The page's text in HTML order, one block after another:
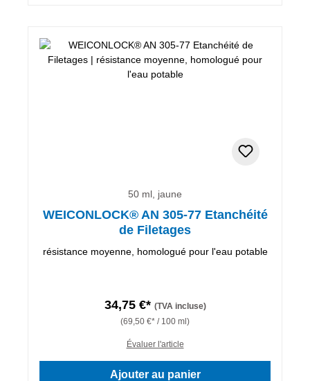
50 ml, jaune
WEICONLOCK® AN 305-77 Etanchéité
de Filetages
résistance moyenne, homologué pour l'eau potable
34,75 €* (TVA incluse)
(69,50 €* / 100 ml)
Évaluer l'article
Ajouter au panier